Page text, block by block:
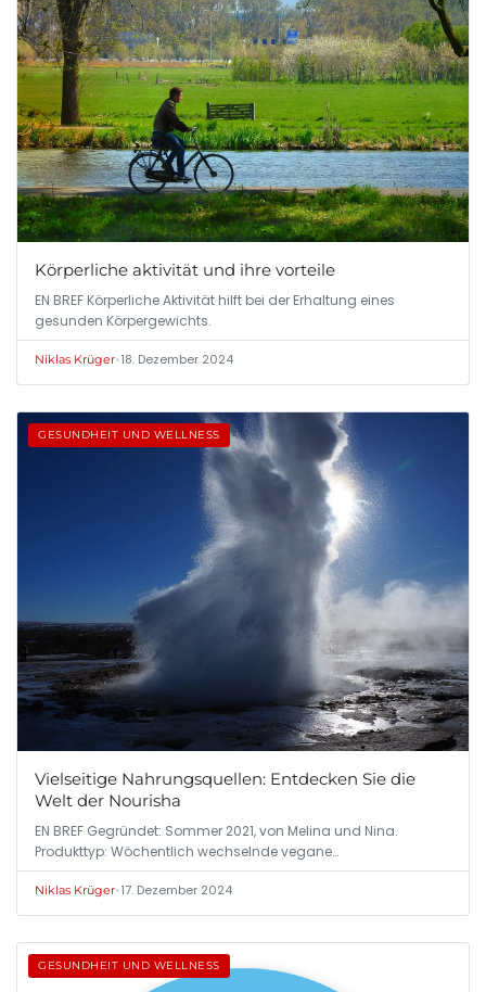
Körperliche aktivität und ihre vorteile
EN BREF Körperliche Aktivität hilft bei der Erhaltung eines
gesunden Körpergewichts.
Niklas Krüger•18. Dezember 2024
GESUNDHEIT UND WELLNESS
Vielseitige Nahrungsquellen: Entdecken Sie die
Welt der Nourisha
EN BREF Gegründet: Sommer 2021, von Melina und Nina.
Produkttyp: Wöchentlich wechselnde vegane…
Niklas Krüger•17. Dezember 2024
GESUNDHEIT UND WELLNESS